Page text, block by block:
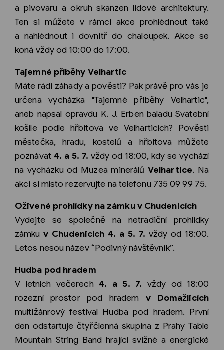
a pivovaru a okruh skanzen lidové architektury.
Ten si můžete v rámci akce prohlédnout také
a nahlédnout i dovnitř do chaloupek. Akce se
koná vždy od 10:00 do 17:00.
Tajemné příběhy Velhartic
Máte rádi záhady a pověsti? Pak právě pro vás je
určena vycházka "Tajemné příběhy Velhartic",
aneb napsal opravdu K. J. Erben baladu Svatební
košile podle hřbitova ve Velharticích? Pověsti
městečka, hradu, kostelů a hřbitova můžete
poznávat 4. a 5. 7. vždy od 18:00, kdy se vychází
na vycházku od Muzea minerálů Velhartice. Na
akci si místo rezervujte na telefonu 735 09 99 75.
Oživené prohlídky na zámku v Chudenicích
Vydejte se společně na netradiční prohlídky
zámkuv Chudenicích 4. a 5. 7. vždy od 18:00.
Letos nesou název “Podivný návštěvník”.
Hudba pod hradem
V letních večerech4. a 5. 7. vždy od 18:00
rozezní prostor pod hradem v Domažlicích
multižánrový festival Hudba pod hradem. První
den odstartuje čtyřčlenná skupina z Prahy Table
Mountain String Band hrající svižné a energické